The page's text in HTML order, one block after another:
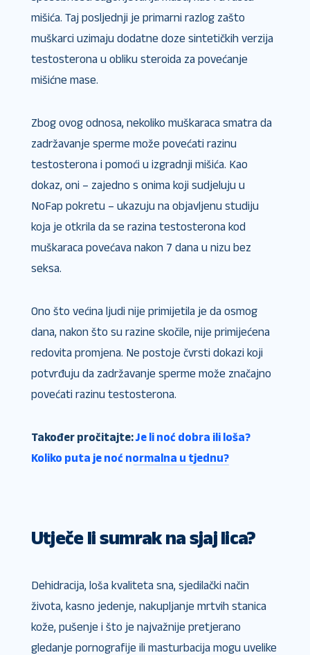
mišića. Taj posljednji je primarni razlog zašto
muškarci uzimaju dodatne doze sintetičkih verzija
testosterona u obliku steroida za povećanje
mišićne mase.
Zbog ovog odnosa, nekoliko muškaraca smatra da
zadržavanje sperme može povećati razinu
testosterona i pomoći u izgradnji mišića. Kao
dokaz, oni – zajedno s onima koji sudjeluju u
NoFap pokretu – ukazuju na objavljenu studiju
koja je otkrila da se razina testosterona kod
muškaraca povećava nakon 7 dana u nizu bez
seksa.
Ono što većina ljudi nije primijetila je da osmog
dana, nakon što su razine skočile, nije primijećena
redovita promjena. Ne postoje čvrsti dokazi koji
potvrđuju da zadržavanje sperme može značajno
povećati razinu testosterona.
Također pročitajte:Je li noć dobra ili loša?
Koliko puta je noć normalna u tjednu?
Utječe li sumrak na sjaj lica?
Dehidracija, loša kvaliteta sna, sjedilački način
života, kasno jedenje, nakupljanje mrtvih stanica
kože, pušenje i što je najvažnije pretjerano
gledanje pornografije ili masturbacija mogu uvelike